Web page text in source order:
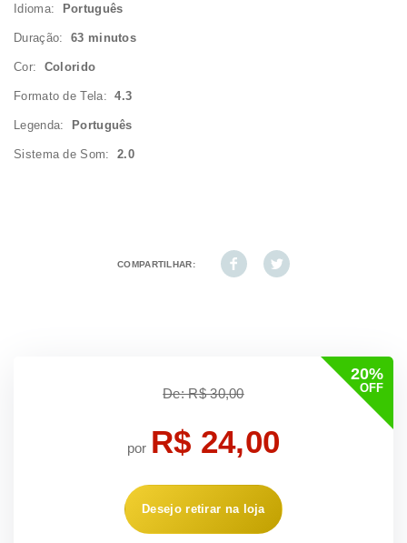
Idioma: Português
Duração: 63 minutos
Cor: Colorido
Formato de Tela:4.3
Legenda: Português
Sistema de Som:2.0
COMPARTILHAR:
20%
OFF
De: R$ 30,00
por R$ 24,00
Desejo retirar na loja